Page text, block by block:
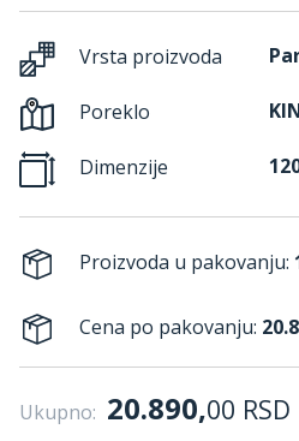
Vrsta proizvoda
Poreklo
Dimenzije
Proizvoda u pakovanju:
Cena po pakovanju:
Ukupno: 20.890,00 RSD